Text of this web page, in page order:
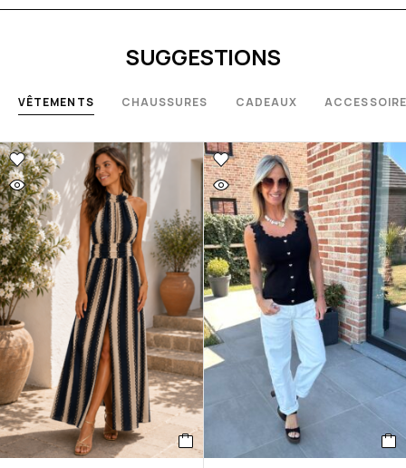
SUGGESTIONS
VÊTEMENTS CHAUSSURES CADEAUX